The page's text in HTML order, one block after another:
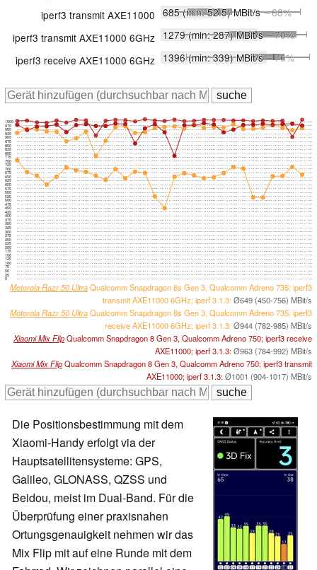
iperf3 transmit AXE11000 685(min: 52.5)MBit/s∼68%
iperf3 transmit AXE11000 6GHz
1279(min: 287)MBit/s∼70%
iperf3 receive AXE11000 6GHz
1396(min: 339)MBit/s∼76%
0
25
50
75
100
125
150
175
200
225
250
275
300
325
350
375
400
425
450
475
500
525
550
575
600
625
650
675
700
725
750
775
800
825
850
875
900
925
950
975
1000
Motorola Razr 50 UltraQualcomm Snapdragon 8s Gen 3, Qualcomm Adreno 735; iperf3
transmit AXE11000 6GHz; iperf 3.1.3:Ø649 (450-756) MBit/s
Motorola Razr 50 UltraQualcomm Snapdragon 8s Gen 3, Qualcomm Adreno 735; iperf3
receive AXE11000 6GHz; iperf 3.1.3:Ø944 (782-985) MBit/s
Xiaomi Mix FlipQualcomm Snapdragon 8 Gen 3, Qualcomm Adreno 750; iperf3 receive
AXE11000; iperf 3.1.3:Ø963 (784-992) MBit/s
Xiaomi Mix FlipQualcomm Snapdragon 8 Gen 3, Qualcomm Adreno 750; iperf3 transmit
AXE11000; iperf 3.1.3:Ø1001 (904-1017) MBit/s
Die Positionsbestimmung mit dem
Xiaomi-Handy erfolgt via der
Hauptsatellitensysteme: GPS,
Galileo, GLONASS, QZSS und
Beidou, meist im Dual-Band. Für die
Überprüfung einer praxisnahen
Ortungsgenauigkeit nehmen wir das
Mix Flip mit auf eine Runde mit dem